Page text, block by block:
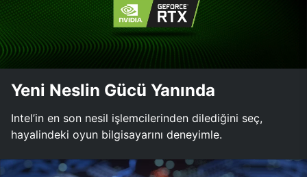
Yeni Neslin Gücü Yanında
Intel’in en son nesil işlemcilerinden dilediğini seç,
hayalindeki oyun bilgisayarını deneyimle.